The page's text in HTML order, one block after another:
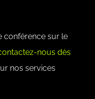
conférence sur le
nous dès
nos services